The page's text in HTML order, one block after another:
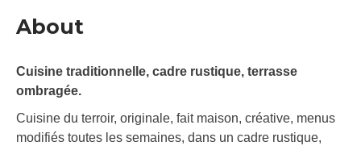
About
Cuisine traditionnelle, cadre rustique, terrasse
ombragée.
Cuisine du terroir, originale, fait maison, créative, menus
modifiés toutes les semaines, dans un cadre rustique,